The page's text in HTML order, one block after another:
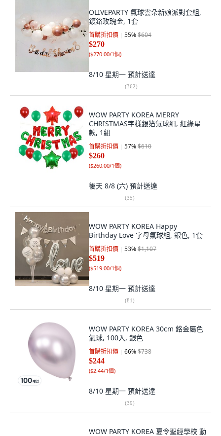
OLIVEPARTY 氣球雲朵新娘派對套組,
鍍鉻玫瑰金, 1套
首購折扣價 55%$604
$270
($270.00/1個)
8/10 星期一 預計送達
(362)
WOW PARTY KOREA MERRY
CHRISTMAS字樣銀箔氣球組, 紅綠星
款, 1組
首購折扣價 57%$610
$260
($260.00/1個)
後天 8/8 (六) 預計送達
(35)
WOW PARTY KOREA Happy
Birthday Love 字母氣球組, 銀色, 1套
首購折扣價 53%$1,107
$519
($519.00/1個)
8/10 星期一 預計送達
(81)
WOW PARTY KOREA 30cm 鉻金屬色
氣球, 100入, 銀色
首購折扣價 66%$738
$244
($2.44/1個)
8/10 星期一 預計送達
(39)
WOW PARTY KOREA 夏令聖經學校 動